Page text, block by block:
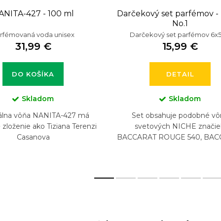
427 - 100 ml
voda unisex
31,99 €
DO KOŠÍKA
Skladom
vôňa NANITA-427 má
ako Tiziana Terenzi
Casanova
Darčekový set parfémov -
No.1
Darčekový set parfémov
15,99 €
DETAIL
Skladom
Set obsahuje podobné
svetových NICHE
BACCARAT ROUGE 540,